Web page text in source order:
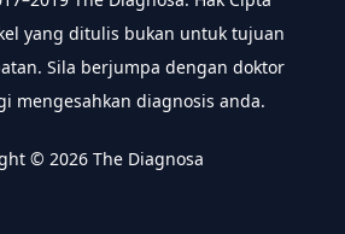
yang ditulis bukan untuk tujuan
Sila berjumpa dengan doktor
mengesahkan diagnosis anda.
© 2026 The Diagnosa